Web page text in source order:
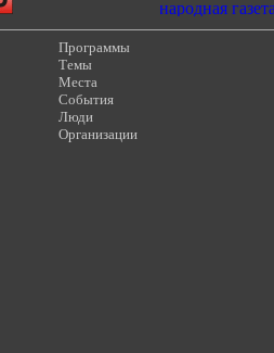
Программы
Темы
Места
События
Люди
Организации